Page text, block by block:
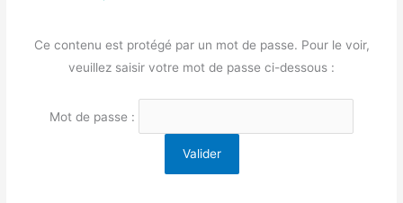
Ce contenu est protégé par un mot de passe. Pour le voir,
veuillez saisir votre mot de passe ci-dessous :
Mot de passe :